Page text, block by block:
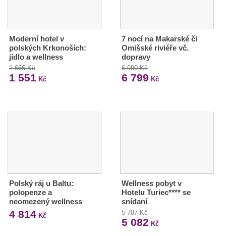
Moderní hotel v
polských Krkonoších:
jídlo a wellness
1 666 Kč
1 551 Kč
7 nocí na Makarské či
Omišské riviéře vč.
dopravy
6 990 Kč
6 799 Kč
Polský ráj u Baltu:
polopenze a
neomezený wellness
4 814 Kč
Wellness pobyt v
Hotelu Turiec**** se
snídaní
5 787 Kč
5 082 Kč